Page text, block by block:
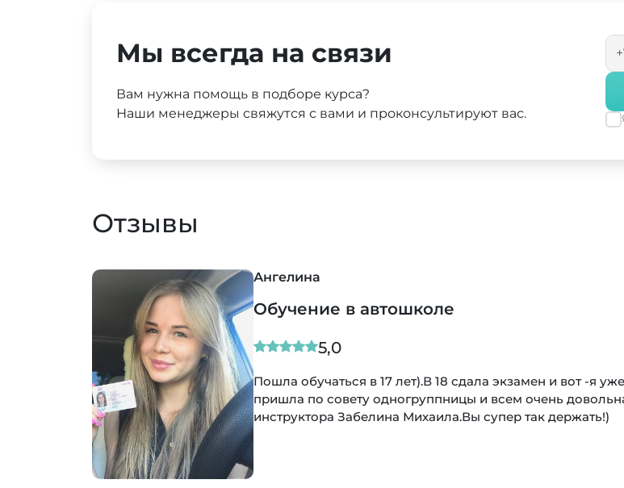
Мы всегда на связи
Вам нужна помощь в подборе курса?
Наши менеджеры свяжутся с вами и проконсультируют вас.
Отзывы
данную школу,я
Обучение в автошколе
Хочу поделиться своим восторгом от
и подписал договор на обучение, всё
профессионалом своего дела, учил